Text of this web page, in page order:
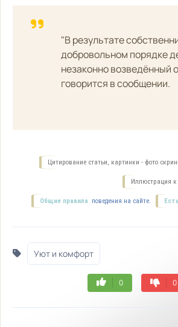
"В результате
добровольном порядке
незаконно возведённый
говорится в сообщении.
Цитирование статьи, картинки - фото
Иллюстрация к
Общие правила поведения на сайте.
Уют и комфорт
0 0